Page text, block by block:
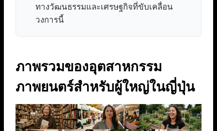
ทางวัฒนธรรมและเศรษฐกิจที่ขับเคลื่อน
วงการนี้
ภาพรวมของอุตสาหกรรม
ภาพยนตร์สำหรับผู้ใหญ่ในญี่ปุ่น